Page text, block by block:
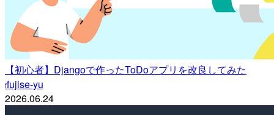
【初心者】Djangoで作ったToDoアプリを改良してみた
ffujise-yu
2026.06.24